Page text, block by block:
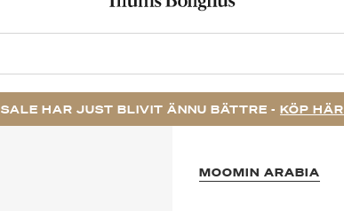
SALE HAR JUST BLIVIT ÄNNU BÄTTRE - KÖP HÄR
MOOMIN ARABIA